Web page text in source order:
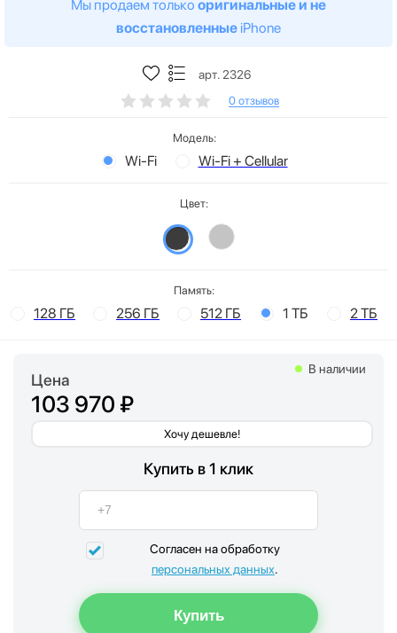
Мы продаем только оригинальные и не
восстановленные iPhone
арт. 2326
0 отзывов
Модель:
Wi-Fi Wi-Fi + Cellular
Цвет:
Память:
128 ГБ 256 ГБ 512 ГБ 1 ТБ 2 ТБ
Цена
103 970 ₽
Хочу дешевле!
В наличии
Купить в 1 клик
Согласен на обработку
персональных данных.